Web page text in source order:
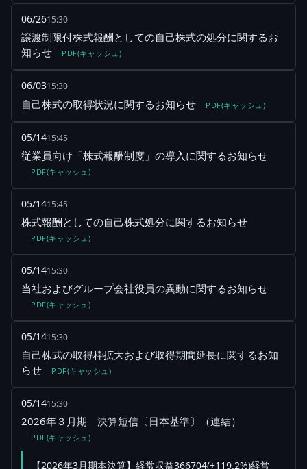
06/2615:30
譲渡制限付株式報酬としての自己株式の処分に関するお
知らせ
PDF(キャッシュ)
06/0315:30
自己株式の取得状況に関するお知らせ PDF(キャッシュ)
05/1415:45
従業員向け「株式報酬制度」の導入に関するお知らせ
PDF(キャッシュ)
05/1415:45
株式報酬としての自己株式処分に関するお知らせ
PDF(キャッシュ)
05/1415:30
当社およびグループ会社役員の異動に関するお知らせ
PDF(キャッシュ)
05/1415:30
自己株式の取得枠拡大および取得期間延長に関するお知
らせ
PDF(キャッシュ)
05/1415:30
2026年３月期 決算短信〔日本基準〕（連結）
PDF(キャッシュ)
【2026年3月期本決算】経常収益366704(+119.2%)経常